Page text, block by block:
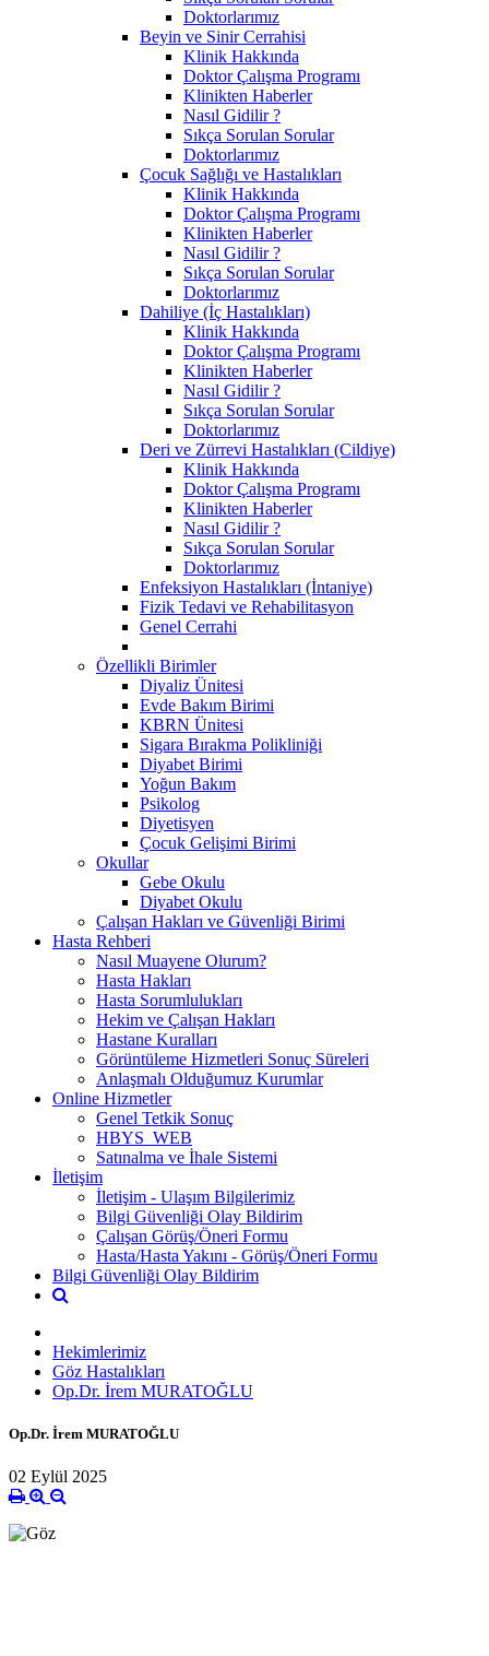
Doktorlarımız
Beyin ve Sinir Cerrahisi
Klinik Hakkında
Doktor Çalışma Programı
Klinikten Haberler
Nasıl Gidilir ?
Sıkça Sorulan Sorular
Doktorlarımız
Çocuk Sağlığı ve Hastalıkları
Klinik Hakkında
Doktor Çalışma Programı
Klinikten Haberler
Nasıl Gidilir ?
Sıkça Sorulan Sorular
Doktorlarımız
Dahiliye (İç Hastalıkları)
Klinik Hakkında
Doktor Çalışma Programı
Klinikten Haberler
Nasıl Gidilir ?
Sıkça Sorulan Sorular
Doktorlarımız
Deri ve Zürrevi Hastalıkları (Cildiye)
Klinik Hakkında
Doktor Çalışma Programı
Klinikten Haberler
Nasıl Gidilir ?
Sıkça Sorulan Sorular
Doktorlarımız
Enfeksiyon Hastalıkları (İntaniye)
Fizik Tedavi ve Rehabilitasyon
Genel Cerrahi
Özellikli Birimler
Diyaliz Ünitesi
Evde Bakım Birimi
KBRN Ünitesi
Sigara Bırakma Polikliniği
Diyabet Birimi
Yoğun Bakım
Psikolog
Diyetisyen
Çocuk Gelişimi Birimi
Okullar
Gebe Okulu
Diyabet Okulu
Çalışan Hakları ve Güvenliği Birimi
Hasta Rehberi
Nasıl Muayene Olurum?
Hasta Hakları
Hasta Sorumlulukları
Hekim ve Çalışan Hakları
Hastane Kuralları
Görüntüleme Hizmetleri Sonuç Süreleri
Anlaşmalı Olduğumuz Kurumlar
Online Hizmetler
Genel Tetkik Sonuç
HBYS_WEB
Satınalma ve İhale Sistemi
İletişim
İletişim - Ulaşım Bilgilerimiz
Bilgi Güvenliği Olay Bildirim
Çalışan Görüş/Öneri Formu
Hasta/Hasta Yakını - Görüş/Öneri Formu
Bilgi Güvenliği Olay Bildirim
Hekimlerimiz
Göz Hastalıkları
Op.Dr. İrem MURATOĞLU
Op.Dr. İrem MURATOĞLU
02 Eylül 2025